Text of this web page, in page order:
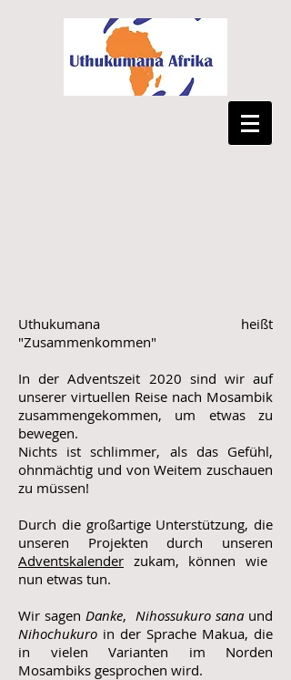
Uthukumana heißt
"Zusammenkommen"
In der Adventszeit 2020 sind wir auf
unserer virtuellen Reise nach Mosambik
zusammengekommen, um etwas zu
bewegen.
Nichts ist schlimmer, als das Gefühl,
ohnmächtig und von Weitem zuschauen
zu müssen!
Durch die großartige Unterstützung, die
unseren Projekten durch unseren
Adventskalender zukam, können wie
nun etwas tun.
Wir sagen Danke, Nihossukuro sana und
Nihochukuro in der Sprache Makua, die
in vielen Varianten im Norden
Mosambiks gesprochen wird.